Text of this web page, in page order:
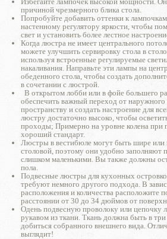
причиной чрезмерного блика стола.
Попробуйте добавить оттенки к
настенному регулятору яркости, чтобы
свет и установить более лестное
Когда люстра не имеет центрального
можете улучшить сервировку стола в
используя встроенные регулируемые
накаливания. Направьте эти лампы на
обеденного стола, чтобы создать
в сочетании с люстрой.
В открытом лобби или в фойе большего
обеспечить важный переход от наружного
пространству и создать настроение для
люстру достаточно высоко, чтобы
проходы; Примерно на уровне колена при
хороший стандарт.
Люстры в вестибюле могут быть шире
столовой, поэтому они удобно заполняют
слишком маленькими. Вы также должны
пола.
Подвесные люстры для кухонных
требуют немного другого подхода. В
расположения и количества расположите
расстоянии от 30 до 34 дюймов от
Одень подвесную проволоку или цепочку
рукавом из ткани. Ткань должна быть в
добиться собранного внешнего вида.
выглядит!